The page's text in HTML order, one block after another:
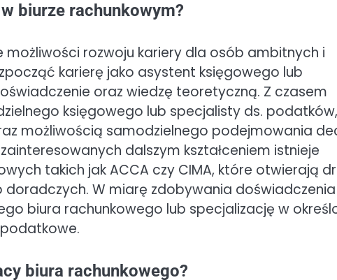
biurze rachunkowym?
rozwoju kariery dla osób ambitnych i
karierę jako asystent księgowego lub
oraz wiedzę teoretyczną. Z czasem
księgowego lub specjalisty ds.
możliwością samodzielnego podejmowania
dalszym kształceniem istnieje
takich jak ACCA czy CIMA, które otwierają
doradczych. W miarę zdobywania doświadczenia
biura rachunkowego lub specjalizację w
biura rachunkowego?